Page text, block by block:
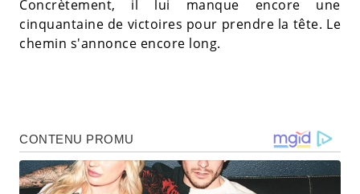
Concrètement, il lui manque encore une
cinquantaine de victoires pour prendre la tête. Le
chemin s'annonce encore long.